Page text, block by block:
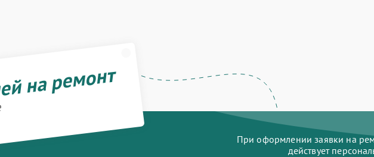
на ремонт
При оформлении заявки на
действует